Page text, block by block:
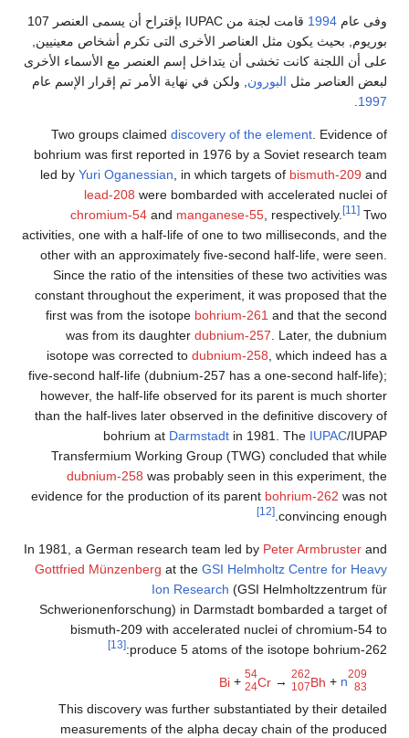
وفى عام 1994
قامت لجنة من IUPAC بإقتراح أن يسمى العنصر 107
بوريوم, بحيث يكون مثل العناصر الأخرى التى تكرم أشخاص معينيين,
على أن اللجنة كانت تخشى أن يتداخل إسم العنصر مع الأسماء الأخرى
لبعض العناصر مثل البورون , ولكن في نهاية الأمر تم إقرار الإسم عام
1997
Two groups claimed discovery of the element . Evidence of
bohrium was first reported in 1976 by a Soviet research team
led by Yuri Oganessian , in which targets of bismuth-209 and
lead-208 were bombarded with accelerated nuclei of
chromium-54 and manganese-55 , respectively. [11] Two
activities, one with a half-life of one to two milliseconds, and the
other with an approximately five-second half-life, were seen.
Since the ratio of the intensities of these two activities was
constant throughout the experiment, it was proposed that the
first was from the isotope bohrium-261 and that the second
was from its daughter dubnium-257 . Later, the dubnium
isotope was corrected to dubnium-258 , which indeed has a
five-second half-life (dubnium-257 has a one-second half-life);
however, the half-life observed for its parent is much shorter
than the half-lives later observed in the definitive discovery of
bohrium at Darmstadt in 1981. The IUPAC/IUPAP
Transfermium Working Group (TWG) concluded that while
dubnium-258 was probably seen in this experiment, the
evidence for the production of its parent bohrium-262 was not
convincing enough.
[12]
In 1981, a German research team led by Peter Armbruster and
Gottfried Münzenberg at the GSI Helmholtz Centre for Heavy
Ion Research (GSI Helmholtzzentrum für
Schwerionenforschung) in Darmstadt bombarded a target of
bismuth-209 with accelerated nuclei of chromium-54 to
produce 5 atoms of the isotope bohrium-262:
[13]
209
83
Bi+
54
24Cr→
262
107Bh + n
This discovery was further substantiated by their detailed
measurements of the alpha decay chain of the produced